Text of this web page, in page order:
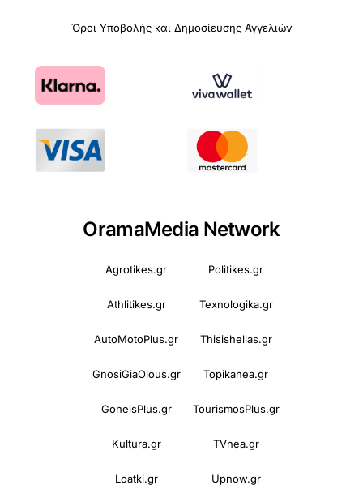
Όροι Υποβολής και Δημοσίευσης Αγγελιών
OramaMedia Network
Agrotikes.gr Politikes.gr
Athlitikes.gr Texnologika.gr
AutoMotoPlus.gr Thisishellas.gr
GnosiGiaOlous.gr Topikanea.gr
GoneisPlus.gr TourismosPlus.gr
Kultura.gr TVnea.gr
Loatki.gr Upnow.gr